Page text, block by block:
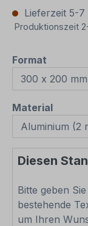
Lieferzeit 5-7
Produktionszeit
Format
Material
Diesen
Bitte geben
bestehende
um Ihren